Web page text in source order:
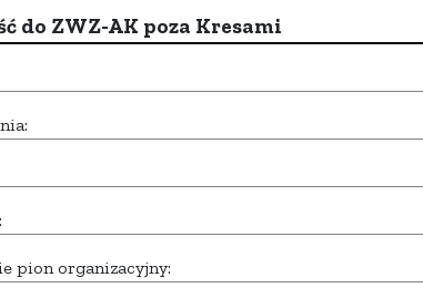
do ZWZ-AK poza Kresami
pion organizacyjny: